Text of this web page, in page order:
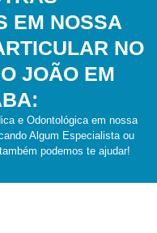
EM NOSSA
NO
JOÃO EM
e Odontológica em nossa
Algum Especialista ou
podemos te ajudar!